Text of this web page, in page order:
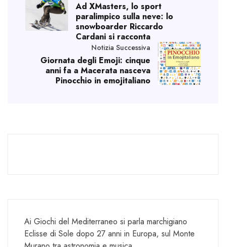
Ad XMasters, lo sport
paralimpico sulla neve: lo
snowboarder Riccardo
Cardani si racconta
Notizia Successiva
Giornata degli Emoji: cinque
anni fa a Macerata nasceva
Pinocchio in emojitaliano
Ai Giochi del Mediterraneo si parla marchigiano
Eclisse di Sole dopo 27 anni in Europa, sul Monte